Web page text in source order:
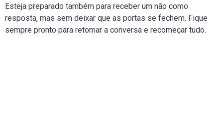
Esteja preparado também para receber um não como
resposta, mas sem deixar que as portas se fechem. Fique
sempre pronto para retomar a conversa e recomeçar tudo.